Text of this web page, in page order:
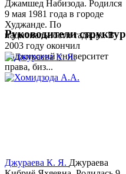
Джамшед Набизода. Родился
9 мая 1981 года в городе
Худжанде. По
национальности таджик. В
2003 году окончил
Таджикский университет
права, биз...
Руководители структур
Джураева К. Я. Джураева